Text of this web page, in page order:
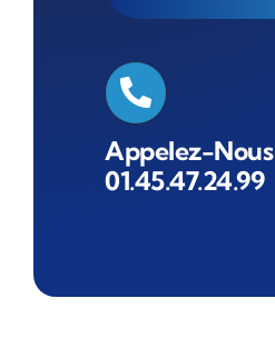
Appelez-Nous
01.45.47.24.99